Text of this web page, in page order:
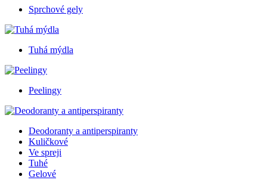
Sprchové gely
Tuhá mýdla
Peelingy
Deodoranty a antiperspiranty
Kuličkové
Ve spreji
Tuhé
Gelové